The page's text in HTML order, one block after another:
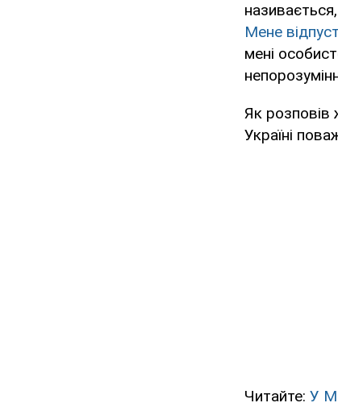
Мене
мені
Як розповів
Україні
Читайте: У